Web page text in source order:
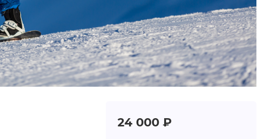
24 000 ₽